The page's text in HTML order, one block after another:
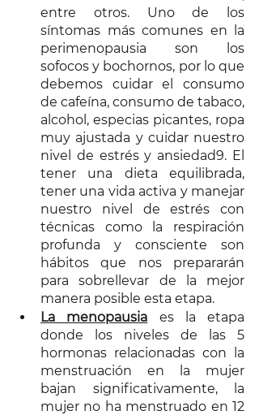
entre otros. Uno de los
síntomas más comunes en la
perimenopausia son los
sofocos y bochornos, por lo que
debemos cuidar el consumo
de cafeína, consumo de tabaco,
alcohol, especias picantes, ropa
muy ajustada y cuidar nuestro
nivel de estrés y ansiedad9. El
tener una dieta equilibrada,
tener una vida activa y manejar
nuestro nivel de estrés con
técnicas como la respiración
profunda y consciente son
hábitos que nos prepararán
para sobrellevar de la mejor
manera posible esta etapa.
La menopausia es la etapa
donde los niveles de las 5
hormonas relacionadas con la
menstruación en la mujer
bajan significativamente, la
mujer no ha menstruado en 12